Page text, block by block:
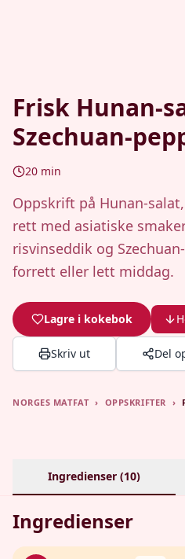
Frisk Hunan-
Szechuan-
20 min
Oppskrift på Hunan-
rett med asiatiske
risvinseddik og
forrett eller lett middag.
Lagre i kokebok
Skriv ut Del
NORGES MATFAT › OPPSKRIFTER ›
Ingredienser (10)
Ingredienser